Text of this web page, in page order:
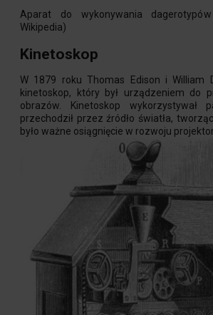
Aparat do wykonywania
Wikipedia)
Kinetoskop
W 1879 roku Thomas Edison i William
kinetoskop, który był urządzeniem do
obrazów. Kinetoskop wykorzystywał
przechodził przez źródło światła,
było ważne osiągnięcie w rozwoju